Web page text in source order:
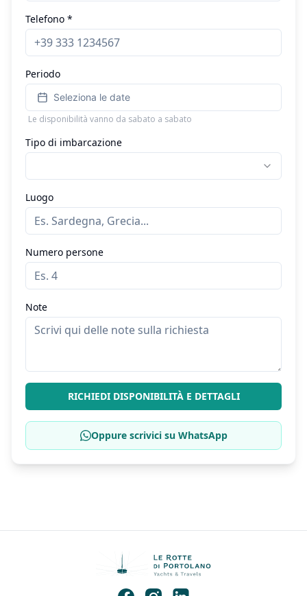
Telefono *
Periodo
Seleziona le date
Le disponibilità vanno da sabato a sabato
Tipo di imbarcazione
Luogo
Numero persone
Note
RICHIEDI DISPONIBILITÀ E DETTAGLI
Oppure scrivici su WhatsApp